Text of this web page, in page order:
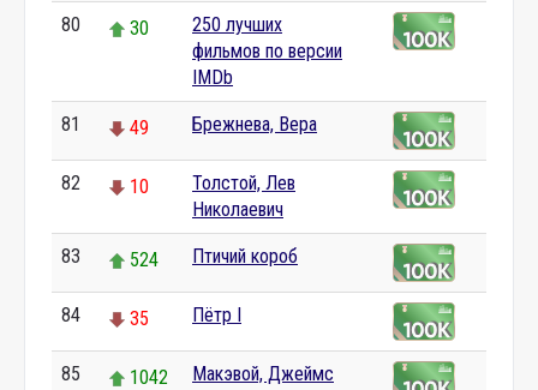
80 30
250 лучших
фильмов по версии
IMDb
81 49 Брежнева, Вера
82 10
Толстой, Лев
Николаевич
83 524 Птичий короб
84 35 Пётр I
85 1042 Макэвой, Джеймс